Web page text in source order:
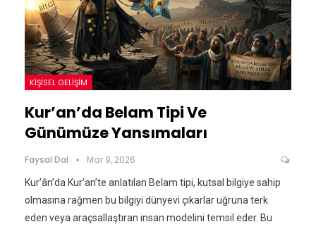
KIŞISEL GELIŞIM
Kur’an’da Belam Tipi Ve
Günümüze Yansımaları
Faysal Dal Mar 9, 2026
Kur’ân’da Kur’an’te anlatılan Belam tipi, kutsal bilgiye sahip
olmasına rağmen bu bilgiyi dünyevi çıkarlar uğruna terk
eden veya araçsallaştıran insan modelini temsil eder. Bu